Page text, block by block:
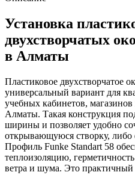
Установка
двухстворчатых
в Алматы
Пластиковое двухстворчатое
универсальный вариант для
учебных кабинетов,
Алматы. Такая конструкция
ширины и позволяет удобно
открывающуюся створку, либо
Профиль Funke Standart 58
теплоизоляцию,
ветра и шума. Это практичный